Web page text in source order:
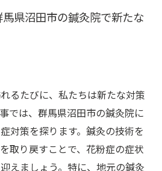
県沼田市の鍼灸院で新たな
るたびに、私たちは新たな対策
では、群馬県沼田市の鍼灸院に
対策を探ります。鍼灸の技術を
取り戻すことで、花粉症の症状